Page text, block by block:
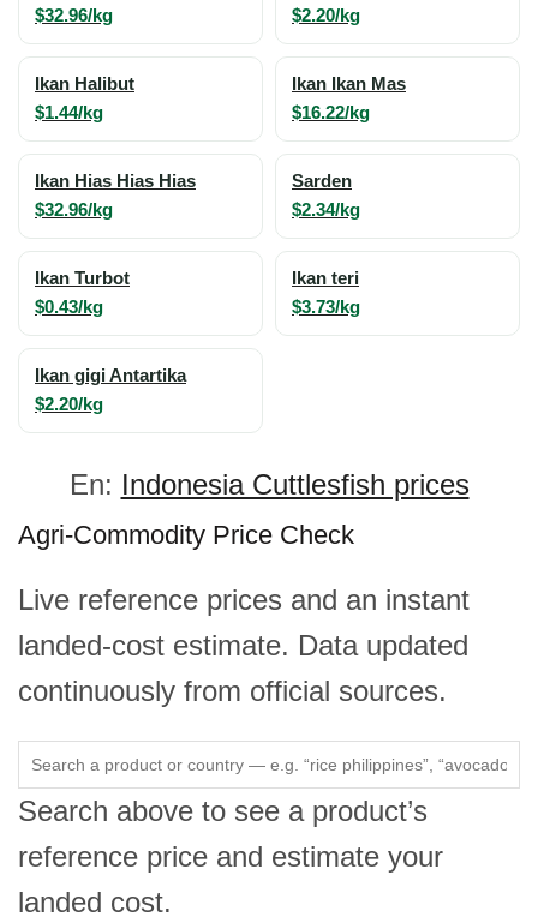
$32.96/kg $2.20/kg
Ikan Halibut
$1.44/kg
Ikan Ikan Mas
$16.22/kg
Ikan Hias Hias Hias
$32.96/kg
Sarden
$2.34/kg
Ikan Turbot
$0.43/kg
Ikan teri
$3.73/kg
Ikan gigi Antartika
$2.20/kg
En: Indonesia Cuttlesfish prices
Agri-Commodity Price Check
Live reference prices and an instant
landed-cost estimate. Data updated
continuously from official sources.
Search above to see a product’s
reference price and estimate your
landed cost.